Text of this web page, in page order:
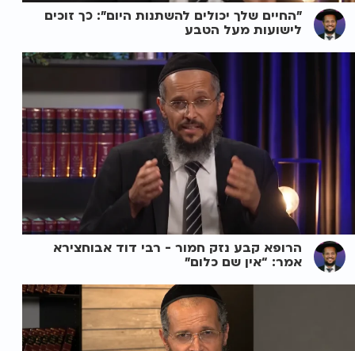
"החיים שלך יכולים להשתנות היום": כך זוכים
לישועות מעל הטבע
הרופא קבע נזק חמור - רבי דוד אבוחצירא
אמר: “אין שם כלום”